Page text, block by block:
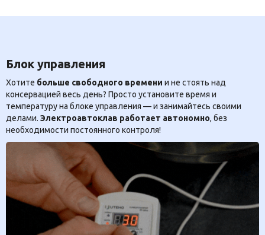
Блок управления
Хотите больше свободного времени и не стоять над
консервацией весь день? Просто установите время и
температуру на блоке управления — и занимайтесь своими
делами. Электроавтоклав работает автономно, без
необходимости постоянного контроля!